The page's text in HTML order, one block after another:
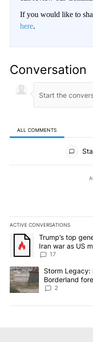
If you would like to
here.
Conversation
ALL COMMENTS
All Comments
ACTIVE CONVERSATIONS
The following is a list of
A trending article titled
Trump’s top
Iran war as US
sources say
17
A trending article titled
Storm
Borderland
2